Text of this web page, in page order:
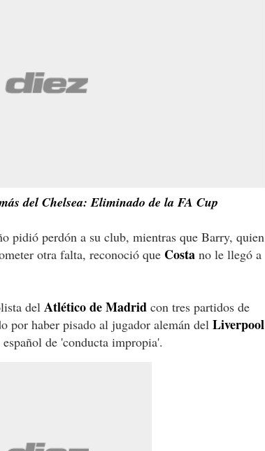
del Chelsea: Eliminado de la FA Cup
pidió perdón a su club, mientras que Barry, quien
otra falta, reconoció que Costa no le llegó a
del Atlético de Madrid con tres partidos de
por haber pisado al jugador alemán del Liverpool
de 'conducta impropia'.